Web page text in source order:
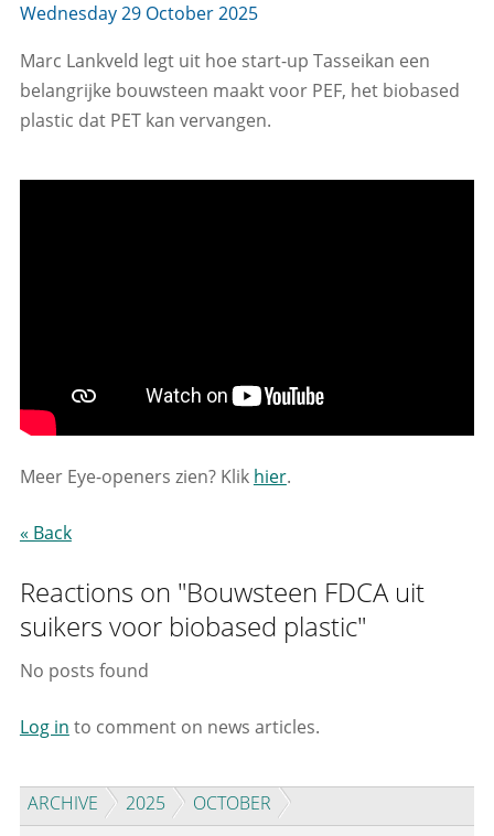
Wednesday 29 October 2025
Marc Lankveld legt uit hoe start-up Tasseikan een
belangrijke bouwsteen maakt voor PEF, het biobased
plastic dat PET kan vervangen.
Meer Eye-openers zien? Klik hier.
« Back
Reactions on "Bouwsteen FDCA uit
suikers voor biobased plastic"
No posts found
Log in to comment on news articles.
ARCHIVE 2025 OCTOBER